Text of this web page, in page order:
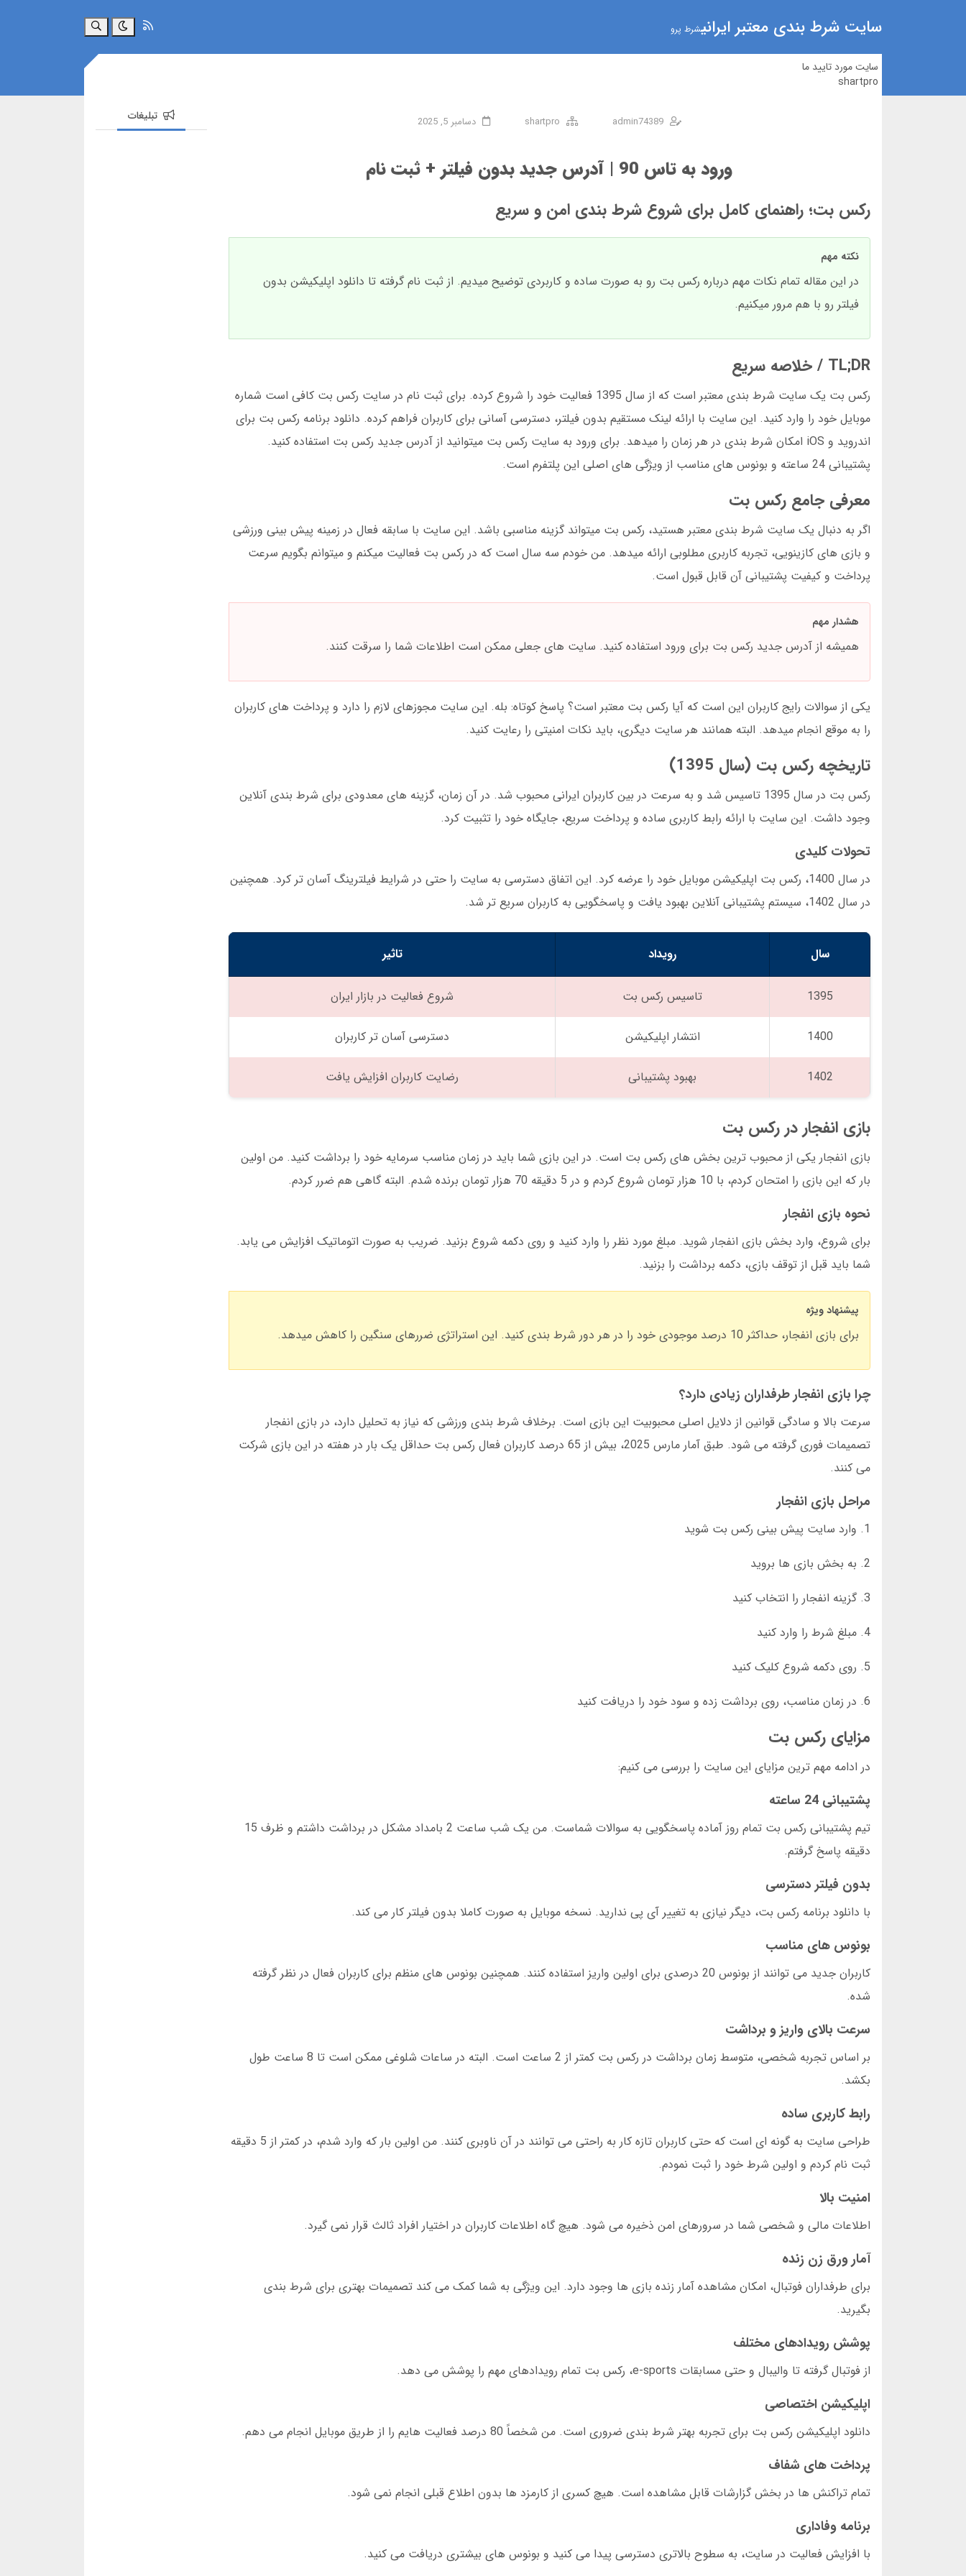
سایت شرط بندی معتبر ایرانیشرط پرو جستجو
سایت مورد تایید ما
shartpro
admin74389
shartpro دسامبر 5, 2025
ورود به تاس 90 | آدرس جدید بدون فیلتر + ثبت نام
رکس بت؛ راهنمای کامل برای شروع شرط بندی امن و سریع
نکته مهم
در این مقاله تمام نکات مهم درباره رکس بت رو به صورت ساده و کاربردی توضیح میدیم. از ثبت نام گرفته تا دانلود اپلیکیشن بدون
فیلتر رو با هم مرور میکنیم.
TL;DR / خلاصه سریع
رکس بت یک سایت شرط بندی معتبر است که از سال 1395 فعالیت خود را شروع کرده. برای ثبت نام در سایت رکس بت کافی است شماره
موبایل خود را وارد کنید. این سایت با ارائه لینک مستقیم بدون فیلتر، دسترسی آسانی برای کاربران فراهم کرده. دانلود برنامه رکس بت برای
اندروید و iOS امکان شرط بندی در هر زمان را میدهد. برای ورود به سایت رکس بت میتوانید از آدرس جدید رکس بت استفاده کنید.
پشتیبانی 24 ساعته و بونوس های مناسب از ویژگی های اصلی این پلتفرم است.
معرفی جامع رکس بت
اگر به دنبال یک سایت شرط بندی معتبر هستید، رکس بت میتواند گزینه مناسبی باشد. این سایت با سابقه فعال در زمینه پیش بینی ورزشی
و بازی های کازینویی، تجربه کاربری مطلوبی ارائه میدهد. من خودم سه سال است که در رکس بت فعالیت میکنم و میتوانم بگویم سرعت
پرداخت و کیفیت پشتیبانی آن قابل قبول است.
هشدار مهم
همیشه از آدرس جدید رکس بت برای ورود استفاده کنید. سایت های جعلی ممکن است اطلاعات شما را سرقت کنند.
یکی از سوالات رایج کاربران این است که آیا رکس بت معتبر است؟ پاسخ کوتاه: بله. این سایت مجوزهای لازم را دارد و پرداخت های کاربران
را به موقع انجام میدهد. البته همانند هر سایت دیگری، باید نکات امنیتی را رعایت کنید.
تاریخچه رکس بت (سال 1395)
رکس بت در سال 1395 تاسیس شد و به سرعت در بین کاربران ایرانی محبوب شد. در آن زمان، گزینه های معدودی برای شرط بندی آنلاین
وجود داشت. این سایت با ارائه رابط کاربری ساده و پرداخت سریع، جایگاه خود را تثبیت کرد.
تحولات کلیدی
در سال 1400، رکس بت اپلیکیشن موبایل خود را عرضه کرد. این اتفاق دسترسی به سایت را حتی در شرایط فیلترینگ آسان تر کرد. همچنین
در سال 1402، سیستم پشتیبانی آنلاین بهبود یافت و پاسخگویی به کاربران سریع تر شد.
سال رویداد تاثیر
1395 تاسیس رکس بت شروع فعالیت در بازار ایران
1400 انتشار اپلیکیشن دسترسی آسان تر کاربران
1402 بهبود پشتیبانی رضایت کاربران افزایش یافت
بازی انفجار در رکس بت
بازی انفجار یکی از محبوب ترین بخش های رکس بت است. در این بازی شما باید در زمان مناسب سرمایه خود را برداشت کنید. من اولین
بار که این بازی را امتحان کردم، با 10 هزار تومان شروع کردم و در 5 دقیقه 70 هزار تومان برنده شدم. البته گاهی هم ضرر کردم.
نحوه بازی انفجار
برای شروع، وارد بخش بازی انفجار شوید. مبلغ مورد نظر را وارد کنید و روی دکمه شروع بزنید. ضریب به صورت اتوماتیک افزایش می یابد.
شما باید قبل از توقف بازی، دکمه برداشت را بزنید.
پیشنهاد ویژه
برای بازی انفجار، حداکثر 10 درصد موجودی خود را در هر دور شرط بندی کنید. این استراتژی ضررهای سنگین را کاهش میدهد.
چرا بازی انفجار طرفداران زیادی دارد؟
سرعت بالا و سادگی قوانین از دلایل اصلی محبوبیت این بازی است. برخلاف شرط بندی ورزشی که نیاز به تحلیل دارد، در بازی انفجار
تصمیمات فوری گرفته می شود. طبق آمار مارس 2025، بیش از 65 درصد کاربران فعال رکس بت حداقل یک بار در هفته در این بازی شرکت
می کنند.
مراحل بازی انفجار
1. وارد سایت پیش بینی رکس بت شوید
2. به بخش بازی ها بروید
3. گزینه انفجار را انتخاب کنید
4. مبلغ شرط را وارد کنید
5. روی دکمه شروع کلیک کنید
6. در زمان مناسب، روی برداشت زده و سود خود را دریافت کنید
مزایای رکس بت
در ادامه مهم ترین مزایای این سایت را بررسی می کنیم:
پشتیبانی 24 ساعته
تیم پشتیبانی رکس بت تمام روز آماده پاسخگویی به سوالات شماست. من یک شب ساعت 2 بامداد مشکل در برداشت داشتم و ظرف 15
دقیقه پاسخ گرفتم.
بدون فیلتر دسترسی
با دانلود برنامه رکس بت، دیگر نیازی به تغییر آی پی ندارید. نسخه موبایل به صورت کاملا بدون فیلتر کار می کند.
بونوس های مناسب
کاربران جدید می توانند از بونوس 20 درصدی برای اولین واریز استفاده کنند. همچنین بونوس های منظم برای کاربران فعال در نظر گرفته
شده.
سرعت بالای واریز و برداشت
بر اساس تجربه شخصی، متوسط زمان برداشت در رکس بت کمتر از 2 ساعت است. البته در ساعات شلوغی ممکن است تا 8 ساعت طول
بکشد.
رابط کاربری ساده
طراحی سایت به گونه ای است که حتی کاربران تازه کار به راحتی می توانند در آن ناوبری کنند. من اولین بار که وارد شدم، در کمتر از 5 دقیقه
ثبت نام کردم و اولین شرط خود را ثبت نمودم.
امنیت بالا
اطلاعات مالی و شخصی شما در سرورهای امن ذخیره می شود. هیچ گاه اطلاعات کاربران در اختیار افراد ثالث قرار نمی گیرد.
آمار ورق زن زنده
برای طرفداران فوتبال، امکان مشاهده آمار زنده بازی ها وجود دارد. این ویژگی به شما کمک می کند تصمیمات بهتری برای شرط بندی
بگیرید.
پوشش رویدادهای مختلف
از فوتبال گرفته تا والیبال و حتی مسابقات e-sports، رکس بت تمام رویدادهای مهم را پوشش می دهد.
اپلیکیشن اختصاصی
دانلود اپلیکیشن رکس بت برای تجربه بهتر شرط بندی ضروری است. من شخصاً 80 درصد فعالیت هایم را از طریق موبایل انجام می دهم.
پرداخت های شفاف
تمام تراکنش ها در بخش گزارشات قابل مشاهده است. هیچ کسری از کارمزد ها بدون اطلاع قبلی انجام نمی شود.
برنامه وفاداری
با افزایش فعالیت در سایت، به سطوح بالاتری دسترسی پیدا می کنید و بونوس های بیشتری دریافت می کنید.
تبلیغات